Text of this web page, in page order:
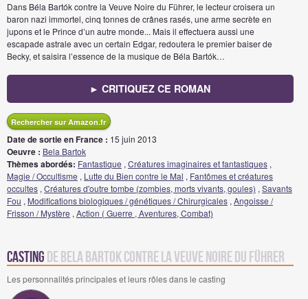
Dans Béla Bartók contre la Veuve Noire du Führer, le lecteur croisera un
baron nazi immortel, cinq tonnes de crânes rasés, une arme secrète en
jupons et le Prince d’un autre monde... Mais il effectuera aussi une
escapade astrale avec un certain Edgar, redoutera le premier baiser de
Becky, et saisira l’essence de la musique de Béla Bartók…
► CRITIQUEZ CE ROMAN
Rechercher sur Amazon.fr
Date de sortie en France : 15 juin 2013
Oeuvre : Bela Bartok
Thèmes abordés: Fantastique , Créatures imaginaires et fantastiques ,
Magie / Occultisme , Lutte du Bien contre le Mal , Fantômes et créatures
occultes , Créatures d'outre tombe (zombies, morts vivants, goules) , Savants
Fou , Modifications biologiques / génétiques / Chirurgicales , Angoisse /
Frisson / Mystère , Action ( Guerre , Aventures, Combat)
Casting de Bela Bartok contre la Veuve Noire du Führer
Les personnalités principales et leurs rôles dans le casting